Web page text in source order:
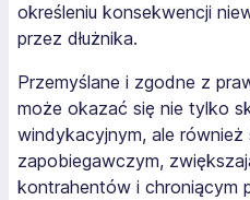
określeniu konsekwencji
przez dłużnika.
Przemyślane i zgodne z
może okazać się nie tylko
windykacyjnym, ale również
zapobiegawczym,
kontrahentów i chroniącym